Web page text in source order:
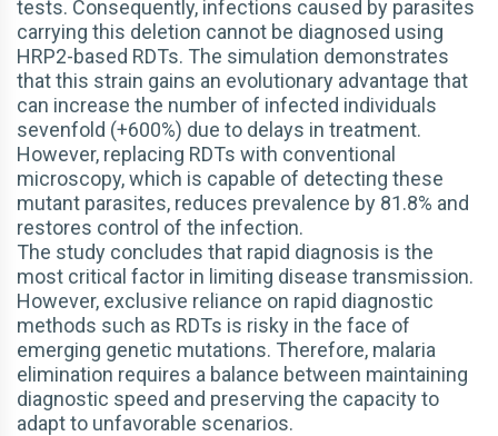
tests. Consequently, infections caused by parasites
carrying this deletion cannot be diagnosed using
HRP2-based RDTs. The simulation demonstrates
that this strain gains an evolutionary advantage that
can increase the number of infected individuals
sevenfold (+600%) due to delays in treatment.
However, replacing RDTs with conventional
microscopy, which is capable of detecting these
mutant parasites, reduces prevalence by 81.8% and
restores control of the infection.
The study concludes that rapid diagnosis is the
most critical factor in limiting disease transmission.
However, exclusive reliance on rapid diagnostic
methods such as RDTs is risky in the face of
emerging genetic mutations. Therefore, malaria
elimination requires a balance between maintaining
diagnostic speed and preserving the capacity to
adapt to unfavorable scenarios.